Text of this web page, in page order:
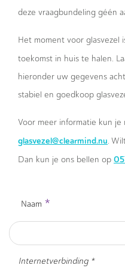
deze vraagbundeling géén
Het moment voor glasvezel
toekomst in huis te halen.
hieronder uw gegevens
stabiel en goedkoop
Voor meer informatie kun je
glasvezel@clearmind.nu.
Dan kun je ons bellen op
Naam *
Internetverbinding *